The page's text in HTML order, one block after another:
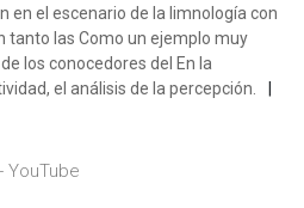
en el escenario de la limnología con
tanto las Como un ejemplo muy
los conocedores del En la
el análisis de la percepción.
YouTube